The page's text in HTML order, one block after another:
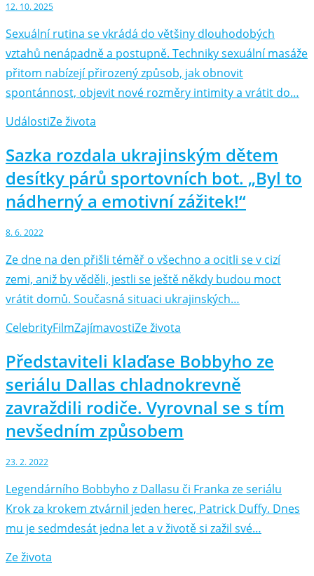
12. 10. 2025
Sexuální rutina se vkrádá do většiny dlouhodobých
vztahů nenápadně a postupně. Techniky sexuální masáže
přitom nabízejí přirozený způsob, jak obnovit
spontánnost, objevit nové rozměry intimity a vrátit do…
UdálostiZe života
Sazka rozdala ukrajinským dětem
desítky párů sportovních bot. „Byl to
nádherný a emotivní zážitek!“
8. 6. 2022
Ze dne na den přišli téměř o všechno a ocitli se v cizí
zemi, aniž by věděli, jestli se ještě někdy budou moct
vrátit domů. Současná situaci ukrajinských…
CelebrityFilmZajímavostiZe života
Představiteli klaďase Bobbyho ze
seriálu Dallas chladnokrevně
zavraždili rodiče. Vyrovnal se s tím
nevšedním způsobem
23. 2. 2022
Legendárního Bobbyho z Dallasu či Franka ze seriálu
Krok za krokem ztvárnil jeden herec, Patrick Duffy. Dnes
mu je sedmdesát jedna let a v životě si zažil své…
Ze života